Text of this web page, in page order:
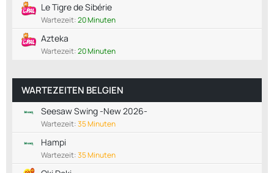
Le Tigre de Sibérie
Wartezeit:20 Minuten
Azteka
Wartezeit:20 Minuten
WARTEZEITEN BELGIEN
Seesaw Swing -New 2026-
Wartezeit:35 Minuten
Hampi
Wartezeit:35 Minuten